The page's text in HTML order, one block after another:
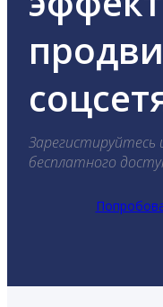
Зарегистируйтесь
бесплатного